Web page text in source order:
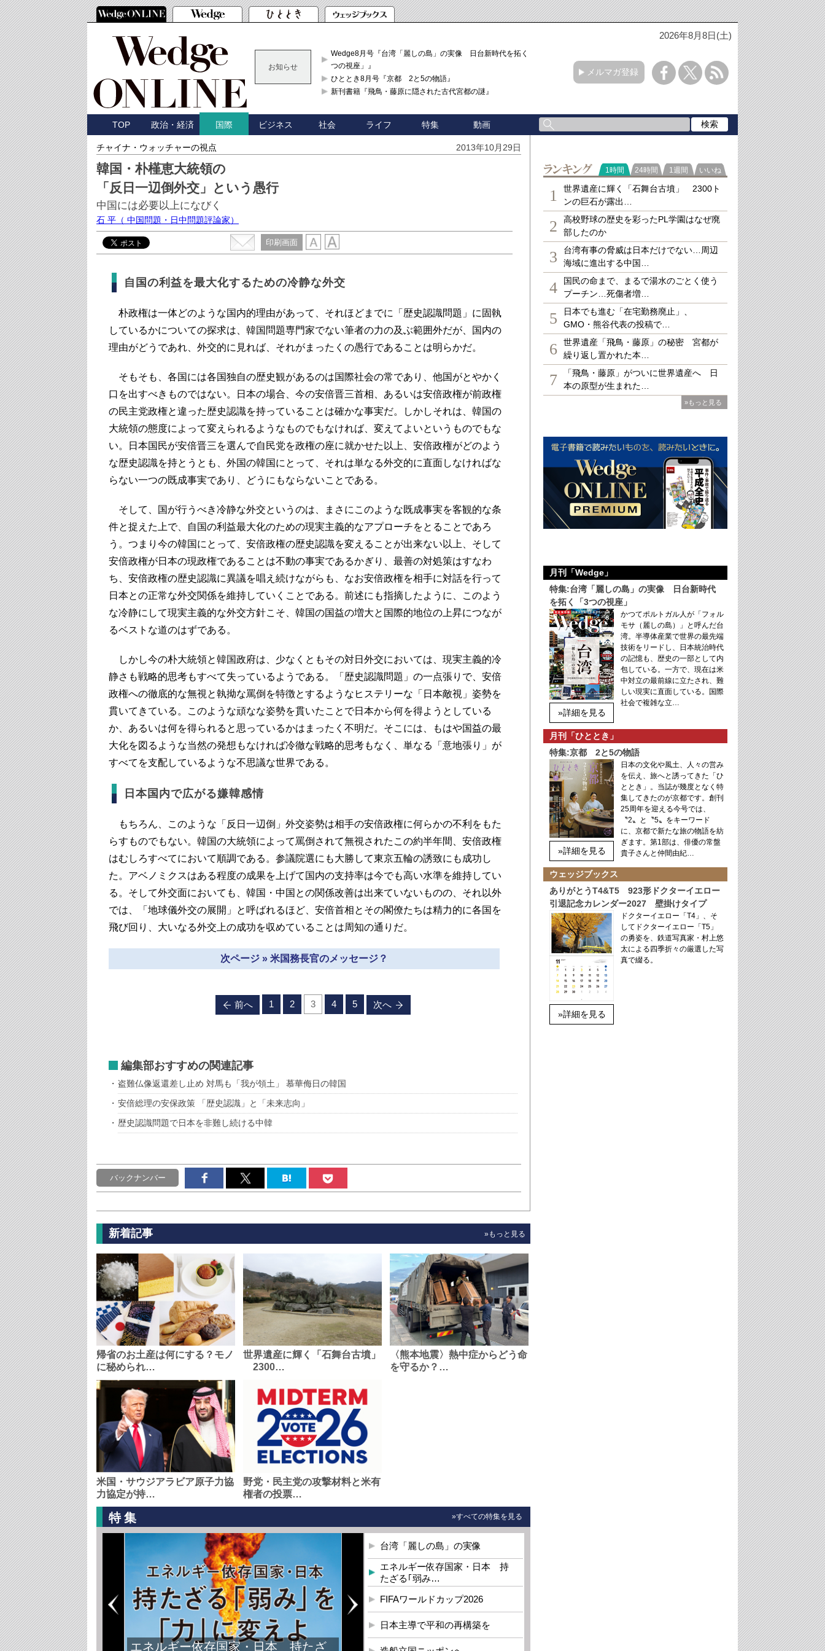
2026年8月8日(土)
お知らせ
Wedge8月号『台湾「麗しの島」の実像 日台新時代を拓く「3
つの視座」』
ひととき8月号『京都 2と5の物語』
新刊書籍『飛鳥・藤原に隠された古代宮都の謎』
メルマガ登録
TOP 政治・経済 国際 ビジネス 社会 ライフ 特集 動画
チャイナ・ウォッチャーの視点 2013年10月29日
韓国・朴槿恵大統領の
「反日一辺倒外交」という愚行
中国には必要以上になびく
石 平 （ 中国問題・日中問題評論家）
印刷画面
自国の利益を最大化するための冷静な外交
朴政権は一体どのような国内的理由があって、それほどまでに「歴史認識問題」に固執
しているかについての探求は、韓国問題専門家でない筆者の力の及ぶ範囲外だが、国内の
理由がどうであれ、外交的に見れば、それがまったくの愚行であることは明らかだ。
そもそも、各国には各国独自の歴史観があるのは国際社会の常であり、他国がとやかく
口を出すべきものではない。日本の場合、今の安倍晋三首相、あるいは安倍政権が前政権
の民主党政権と違った歴史認識を持っていることは確かな事実だ。しかしそれは、韓国の
大統領の態度によって変えられるようなものでもなければ、変えてよいというものでもな
い。日本国民が安倍晋三を選んで自民党を政権の座に就かせた以上、安倍政権がどのよう
な歴史認識を持とうとも、外国の韓国にとって、それは単なる外交的に直面しなければな
らない一つの既成事実であり、どうにもならないことである。
そして、国が行うべき冷静な外交というのは、まさにこのような既成事実を客観的な条
件と捉えた上で、自国の利益最大化のための現実主義的なアプローチをとることであろ
う。つまり今の韓国にとって、安倍政権の歴史認識を変えることが出来ない以上、そして
安倍政権が日本の現政権であることは不動の事実であるかぎり、最善の対処策はすなわ
ち、安倍政権の歴史認識に異議を唱え続けながらも、なお安倍政権を相手に対話を行って
日本との正常な外交関係を維持していくことである。前述にも指摘したように、このよう
な冷静にして現実主義的な外交方針こそ、韓国の国益の増大と国際的地位の上昇につなが
るベストな道のはずである。
しかし今の朴大統領と韓国政府は、少なくともその対日外交においては、現実主義的冷
静さも戦略的思考もすべて失っているようである。「歴史認識問題」の一点張りで、安倍
政権への徹底的な無視と執拗な罵倒を特徴とするようなヒステリーな「日本敵視」姿勢を
貫いてきている。このような頑なな姿勢を貫いたことで日本から何を得ようとしている
か、あるいは何を得られると思っているかはまったく不明だ。そこには、もはや国益の最
大化を図るような当然の発想もなければ冷徹な戦略的思考もなく、単なる「意地張り」が
すべてを支配しているような不思議な世界である。
日本国内で広がる嫌韓感情
もちろん、このような「反日一辺倒」外交姿勢は相手の安倍政権に何らかの不利をもた
らすものでもない。韓国の大統領によって罵倒されて無視されたこの約半年間、安倍政権
はむしろすべてにおいて順調である。参議院選にも大勝して東京五輪の誘致にも成功し
た。アベノミクスはある程度の成果を上げて国内の支持率は今でも高い水準を維持してい
る。そして外交面においても、韓国・中国との関係改善は出来ていないものの、それ以外
では、「地球儀外交の展開」と呼ばれるほど、安倍首相とその閣僚たちは精力的に各国を
飛び回り、大いなる外交上の成功を収めていることは周知の通りだ。
次ページ » 米国務長官のメッセージ？
前へ 1 2 3 4 5 次へ
編集部おすすめの関連記事
盗難仏像返還差し止め 対馬も「我が領土」 慕華侮日の韓国
安倍総理の安保政策 「歴史認識」と「未来志向」
歴史認識問題で日本を非難し続ける中韓
バックナンバー
新着記事 »もっと見る
帰省のお土産は何にする？モノ
に秘められ…
世界遺産に輝く「石舞台古墳」
2300…
〈熊本地震〉熱中症からどう命
を守るか？…
米国・サウジアラビア原子力協
力協定が持…
野党・民主党の攻撃材料と米有
権者の投票…
特集 »すべての特集を見る
エネルギー依存国家・日本 持たざ
台湾「麗しの島」の実像
エネルギー依存国家・日本 持
たざる｢弱み…
FIFAワールドカップ2026
日本主導で平和の再構築を
ランキング
1時間 24時間 1週間 いいね
1
世界遺産に輝く「石舞台古墳」 2300ト
ンの巨石が露出…
2
高校野球の歴史を彩ったPL学園はなぜ廃
部したのか
3
台湾有事の脅威は日本だけでない…周辺
海域に進出する中国…
4
国民の命まで、まるで湯水のごとく使う
プーチン…死傷者増…
5
日本でも進む「在宅勤務廃止」、
GMO・熊谷代表の投稿で…
6
世界遺産「飛鳥・藤原」の秘密 宮都が
繰り返し置かれた本…
7
「飛鳥・藤原」がついに世界遺産へ 日
本の原型が生まれた…
»もっと見る
月刊「Wedge」
特集:台湾「麗しの島」の実像 日台新時代
を拓く「3つの視座」
»詳細を見る
かつてポルトガル人が「フォル
モサ（麗しの島）」と呼んだ台
湾。半導体産業で世界の最先端
技術をリードし、日本統治時代
の記憶も、歴史の一部として内
包している。一方で、現在は米
中対立の最前線に立たされ、難
しい現実に直面している。国際
社会で複雑な立…
月刊「ひととき」
特集:京都 2と5の物語
»詳細を見る
日本の文化や風土、人々の営み
を伝え、旅へと誘ってきた「ひ
ととき」。当誌が幾度となく特
集してきたのが京都です。創刊
25周年を迎える今号では、
〝2〟と〝5〟をキーワード
に、京都で新たな旅の物語を紡
ぎます。第1部は、俳優の常盤
貴子さんと仲間由紀…
ウェッジブックス
ありがとうT4&T5 923形ドクターイエロー
引退記念カレンダー2027 壁掛けタイプ
»詳細を見る
ドクターイエロー「T4」、そ
してドクターイエロー「T5」
の勇姿を、鉄道写真家・村上悠
太による四季折々の厳選した写
真で綴る。